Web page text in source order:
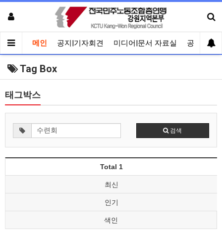
메인 공지|기자회견 미디어|문서 자료실 공유게시
Tag Box
태그박스
검색
Total 1
최신
인기
색인